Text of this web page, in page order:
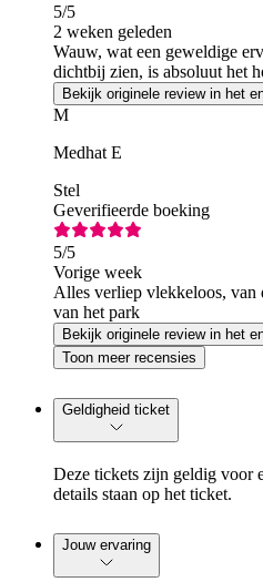
5/5
2 weken geleden
Wauw, wat een geweldige
dichtbij zien, is absoluut het
Bekijk originele review in het
M
Medhat E
Stel
Geverifieerde boeking
5/5
Vorige week
Alles verliep vlekkeloos, van
van het park
Bekijk originele review in het
Toon meer recensies
Geldigheid ticket
Deze tickets zijn geldig voor
details staan op het ticket.
Jouw ervaring